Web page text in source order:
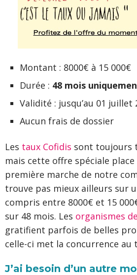
Montant : 8000€ à 15 000€
Durée : 48 mois
Validité : jusqu’au 01 juillet
Aucun frais de dossier
Les taux Cofidis sont toujours
mais cette offre spéciale place
première marche de notre
trouve pas mieux ailleurs sur
compris entre 8000€ et 15
sur 48 mois. Les organismes
gratifient parfois de belles
celle-ci met la concurrence au
J’ai besoin d’un autre